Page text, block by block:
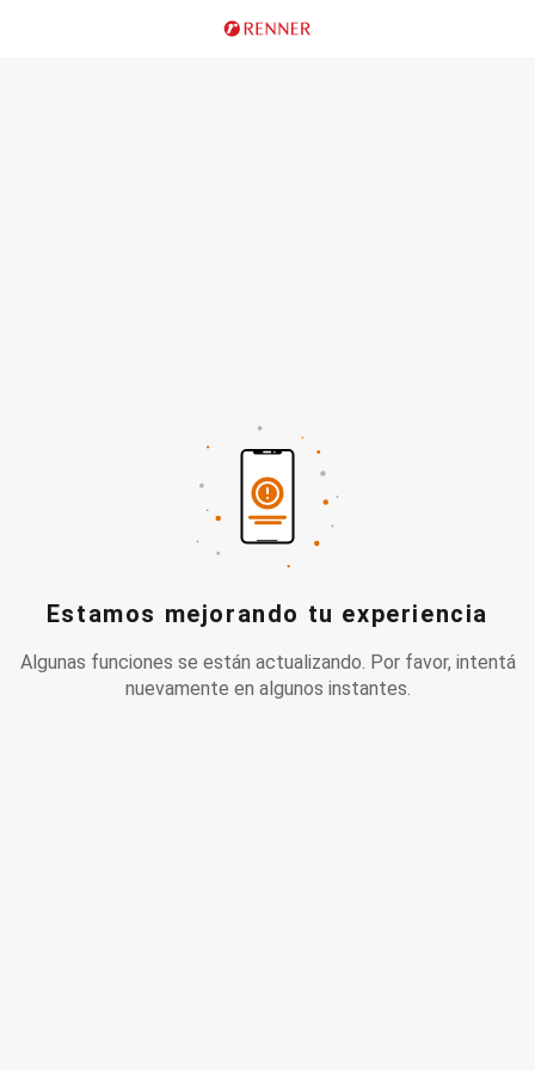
Estamos mejorando tu experiencia
Algunas funciones se están actualizando. Por favor, intentá
nuevamente en algunos instantes.